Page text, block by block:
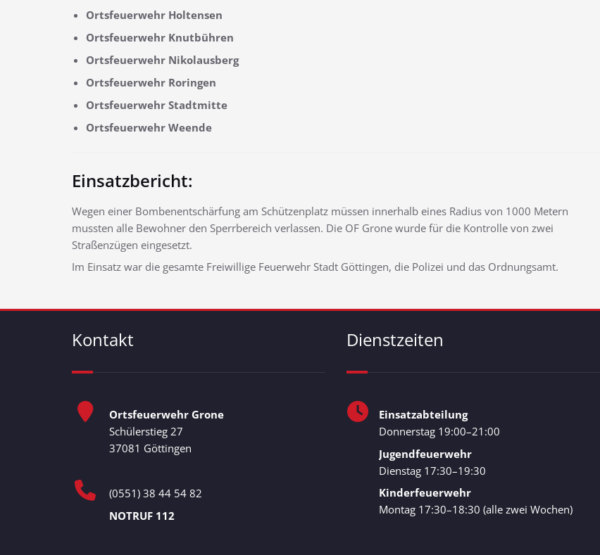
Ortsfeuerwehr Holtensen
Ortsfeuerwehr Knutbühren
Ortsfeuerwehr Nikolausberg
Ortsfeuerwehr Roringen
Ortsfeuerwehr Stadtmitte
Ortsfeuerwehr Weende
Einsatzbericht:
Wegen einer Bombenentschärfung am Schützenplatz müssen innerhalb eines Radius von 1000 Metern
mussten alle Bewohner den Sperrbereich verlassen. Die OF Grone wurde für die Kontrolle von zwei
Straßenzügen eingesetzt.
Im Einsatz war die gesamte Freiwillige Feuerwehr Stadt Göttingen, die Polizei und das Ordnungsamt.
Kontakt
Ortsfeuerwehr Grone
Schülerstieg 27
37081 Göttingen
(0551) 38 44 54 82
NOTRUF 112
Dienstzeiten
Einsatzabteilung
Donnerstag 19:00–21:00
Jugendfeuerwehr
Dienstag 17:30–19:30
Kinderfeuerwehr
Montag 17:30–18:30 (alle zwei Wochen)